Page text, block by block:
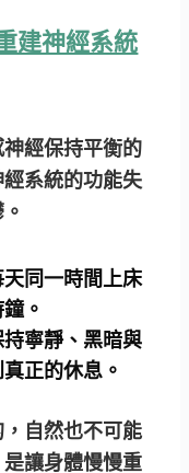
建神經系統
經保持平衡的
系統的功能失
天同一時間上床
。
持寧靜、黑暗與
正的休息。
自然也不可能
讓身體慢慢重